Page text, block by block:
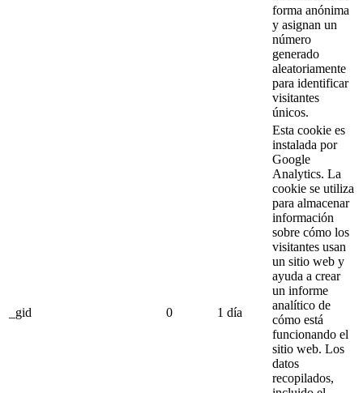
forma anónima
y asignan un
número
generado
aleatoriamente
para identificar
visitantes
únicos.
_gid 0 1 día
Esta cookie es
instalada por
Google
Analytics. La
cookie se utiliza
para almacenar
información
sobre cómo los
visitantes usan
un sitio web y
ayuda a crear
un informe
analítico de
cómo está
funcionando el
sitio web. Los
datos
recopilados,